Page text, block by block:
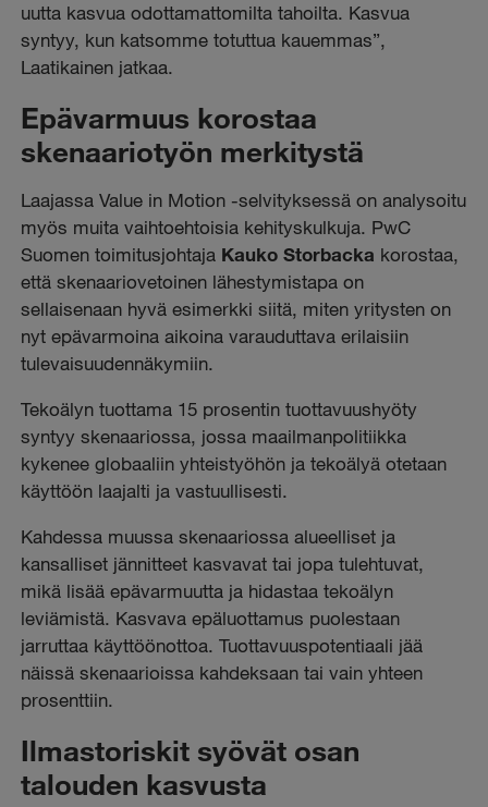
uutta kasvua odottamattomilta tahoilta. Kasvua
syntyy, kun katsomme totuttua kauemmas”,
Laatikainen jatkaa.
Epävarmuus korostaa
skenaariotyön merkitystä
Laajassa Value in Motion -selvityksessä on analysoitu
myös muita vaihtoehtoisia kehityskulkuja. PwC
Suomen toimitusjohtaja Kauko Storbacka korostaa,
että skenaariovetoinen lähestymistapa on
sellaisenaan hyvä esimerkki siitä, miten yritysten on
nyt epävarmoina aikoina varauduttava erilaisiin
tulevaisuudennäkymiin.
Tekoälyn tuottama 15 prosentin tuottavuushyöty
syntyy skenaariossa, jossa maailmanpolitiikka
kykenee globaaliin yhteistyöhön ja tekoälyä otetaan
käyttöön laajalti ja vastuullisesti.
Kahdessa muussa skenaariossa alueelliset ja
kansalliset jännitteet kasvavat tai jopa tulehtuvat,
mikä lisää epävarmuutta ja hidastaa tekoälyn
leviämistä. Kasvava epäluottamus puolestaan
jarruttaa käyttöönottoa. Tuottavuuspotentiaali jää
näissä skenaarioissa kahdeksaan tai vain yhteen
prosenttiin.
Ilmastoriskit syövät osan
talouden kasvusta